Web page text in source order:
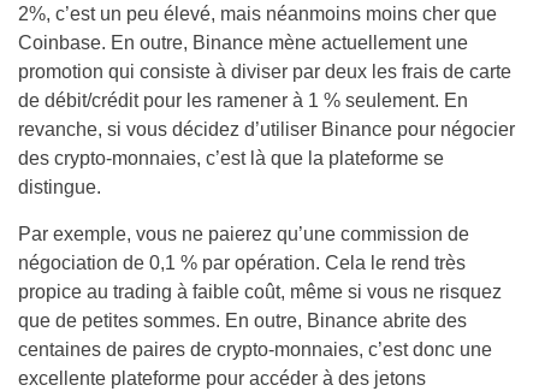
2%, c’est un peu élevé, mais néanmoins moins cher que
Coinbase. En outre, Binance mène actuellement une
promotion qui consiste à diviser par deux les frais de carte
de débit/crédit pour les ramener à 1 % seulement. En
revanche, si vous décidez d’utiliser Binance pour négocier
des crypto-monnaies, c’est là que la plateforme se
distingue.
Par exemple, vous ne paierez qu’une commission de
négociation de 0,1 % par opération. Cela le rend très
propice au trading à faible coût, même si vous ne risquez
que de petites sommes. En outre, Binance abrite des
centaines de paires de crypto-monnaies, c’est donc une
excellente plateforme pour accéder à des jetons